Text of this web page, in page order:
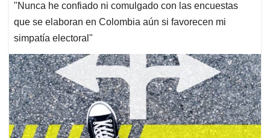
"Nunca he confiado ni comulgado con las encuestas
que se elaboran en Colombia aún si favorecen mi
simpatía electoral"